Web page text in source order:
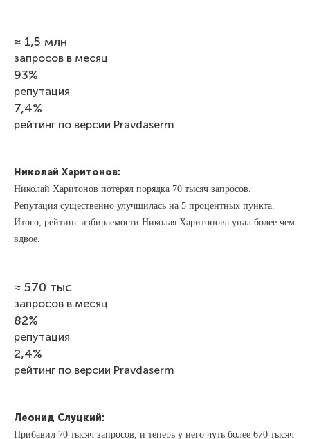
≈ 1,5 млн
запросов в месяц
93%
репутация
7,4%
рейтинг по версии Pravdaserm
Николай Харитонов:
Николай Харитонов потерял порядка 70 тысяч запросов.
Репутация существенно улучшилась на 5 процентных пункта.
Итого, рейтинг избираемости Николая Харитонова упал более чем
вдвое.
≈ 570 тыс
запросов в месяц
82%
репутация
2,4%
рейтинг по версии Pravdaserm
Леонид Слуцкий:
Прибавил 70 тысяч запросов, и теперь у него чуть более 670 тысяч